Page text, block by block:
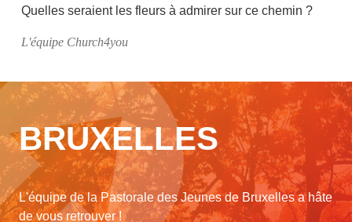
Quelles seraient les fleurs à admirer sur ce chemin ?
L'équipe Church4you
BRUXELLES
L'équipe de la Pastorale des Jeunes de Bruxelles a hâte
de vous retrouver !